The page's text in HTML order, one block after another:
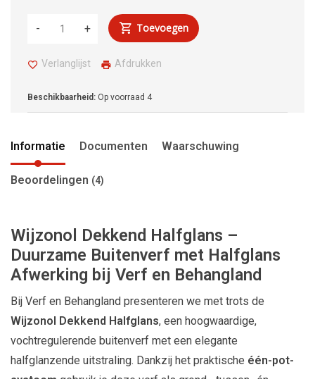
+
- Toevoegen
Verlanglijst Afdrukken
Beschikbaarheid: Op voorraad 4
Informatie Documenten Waarschuwing
Beoordelingen (4)
Wijzonol Dekkend Halfglans –
Duurzame Buitenverf met Halfglans
Afwerking bij Verf en Behangland
Bij Verf en Behangland presenteren we met trots de
Wijzonol Dekkend Halfglans, een hoogwaardige,
vochtregulerende buitenverf met een elegante
halfglanzende uitstraling. Dankzij het praktische één-pot-